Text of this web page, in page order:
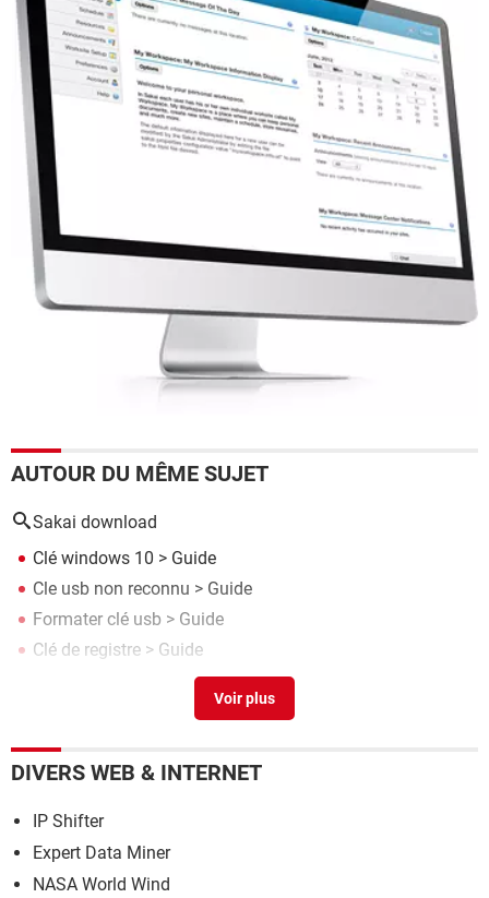
AUTOUR DU MÊME SUJET
Sakai download
Clé windows 10 > Guide
Cle usb non reconnu > Guide
Formater clé usb > Guide
Clé de registre > Guide
> Guide
DIVERS WEB & INTERNET
IP Shifter
Expert Data Miner
NASA World Wind